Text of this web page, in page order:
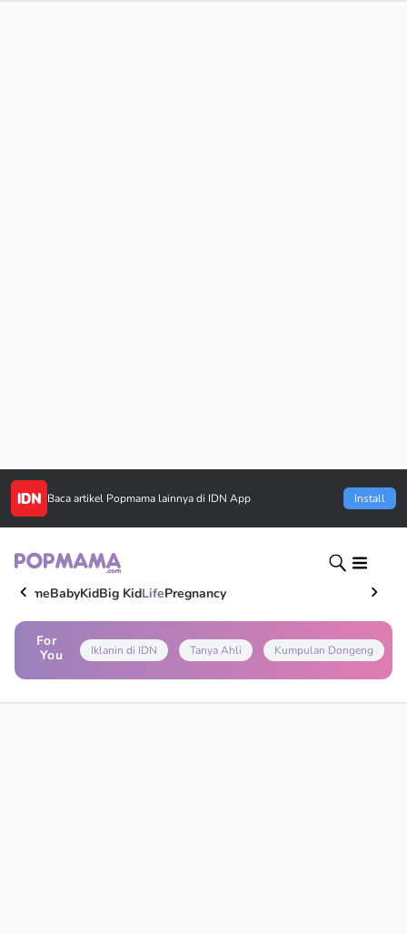
Baca artikel Popmama lainnya di IDN App Install
HomeBabyKidBig KidLifePregnancy
For
You
Iklanin di IDN Tanya Ahli Kumpulan Dongeng